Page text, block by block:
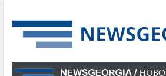
to
content